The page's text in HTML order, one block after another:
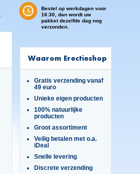
Bestel op werkdagen voor
16:30, dan wordt uw
pakket dezelfde dag nog
verzonden.
Waarom Erectieshop
Gratis verzending vanaf
49 euro
Unieke eigen producten
100% natuurlijke
producten
Groot assortiment
Veilig betalen met o.a.
iDeal
Snelle levering
Discrete verzending